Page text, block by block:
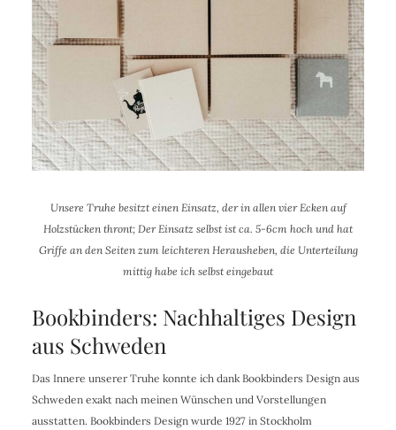
Unsere Truhe besitzt einen Einsatz, der in allen vier Ecken auf
Holzstücken thront; Der Einsatz selbst ist ca. 5-6cm hoch und hat
Griffe an den Seiten zum leichteren Herausheben, die Unterteilung
mittig habe ich selbst eingebaut
Bookbinders: Nachhaltiges Design
aus Schweden
Das Innere unserer Truhe konnte ich dank Bookbinders Design aus
Schweden exakt nach meinen Wünschen und Vorstellungen
ausstatten. Bookbinders Design wurde 1927 in Stockholm